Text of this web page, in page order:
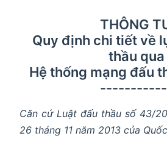
THÔNG
Quy định chi tiết về
thầu qua
Hệ thống mạng đấu
Căn cứ Luật đấu thầu số 43/
26 tháng 11 năm 2013 của